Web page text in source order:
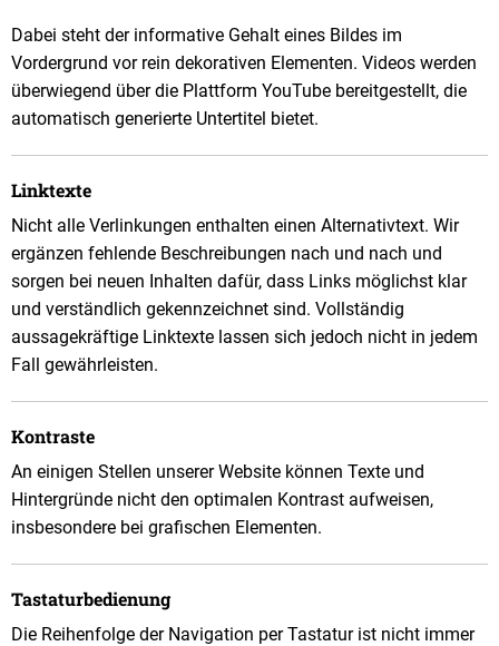
Dabei steht der informative Gehalt eines Bildes im
Vordergrund vor rein dekorativen Elementen. Videos werden
überwiegend über die Plattform YouTube bereitgestellt, die
automatisch generierte Untertitel bietet.
Linktexte
Nicht alle Verlinkungen enthalten einen Alternativtext. Wir
ergänzen fehlende Beschreibungen nach und nach und
sorgen bei neuen Inhalten dafür, dass Links möglichst klar
und verständlich gekennzeichnet sind. Vollständig
aussagekräftige Linktexte lassen sich jedoch nicht in jedem
Fall gewährleisten.
Kontraste
An einigen Stellen unserer Website können Texte und
Hintergründe nicht den optimalen Kontrast aufweisen,
insbesondere bei grafischen Elementen.
Tastaturbedienung
Die Reihenfolge der Navigation per Tastatur ist nicht immer